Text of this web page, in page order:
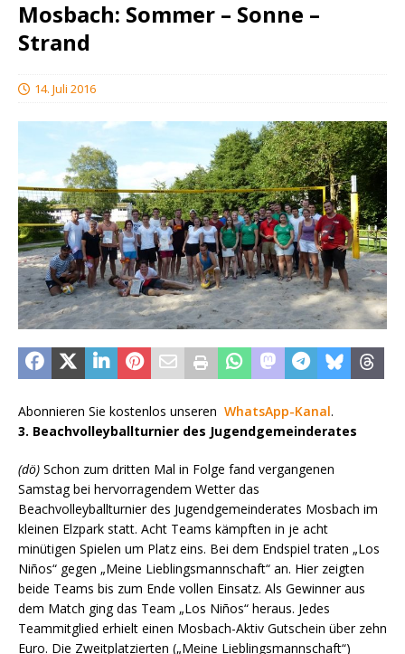
Mosbach: Sommer – Sonne –
Strand
14. Juli 2016
Abonnieren Sie kostenlos unseren WhatsApp-Kanal.
3. Beachvolleyballturnier des Jugendgemeinderates
(dö) Schon zum dritten Mal in Folge fand vergangenen
Samstag bei hervorragendem Wetter das
Beachvolleyballturnier des Jugendgemeinderates Mosbach im
kleinen Elzpark statt. Acht Teams kämpften in je acht
minütigen Spielen um Platz eins. Bei dem Endspiel traten „Los
Niños“ gegen „Meine Lieblingsmannschaft“ an. Hier zeigten
beide Teams bis zum Ende vollen Einsatz. Als Gewinner aus
dem Match ging das Team „Los Niños“ heraus. Jedes
Teammitglied erhielt einen Mosbach-Aktiv Gutschein über zehn
Euro. Die Zweitplatzierten („Meine Lieblingsmannschaft“)